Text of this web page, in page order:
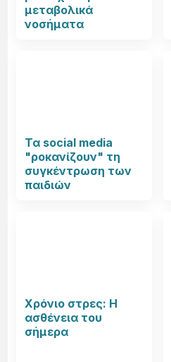
μεταβολικά
νοσήματα
Τα social media
"ροκανίζουν" τη
συγκέντρωση των
παιδιών
Χρόνιο στρες: Η
ασθένεια του
σήμερα